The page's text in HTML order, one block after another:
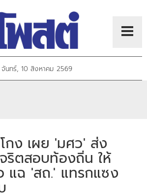
จันทร์, 10 สิงหาคม 2569
กง เผย 'มศว' ส่ง
ริตสอบท้องถิ่น ให้
แฉ 'สถ.' แทรกแซง